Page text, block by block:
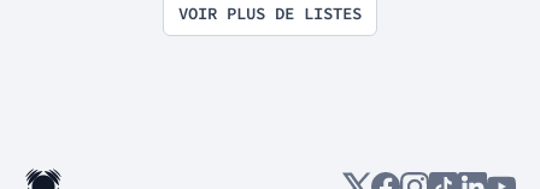
VOIR PLUS DE LISTES